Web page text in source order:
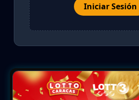
Iniciar Sesión